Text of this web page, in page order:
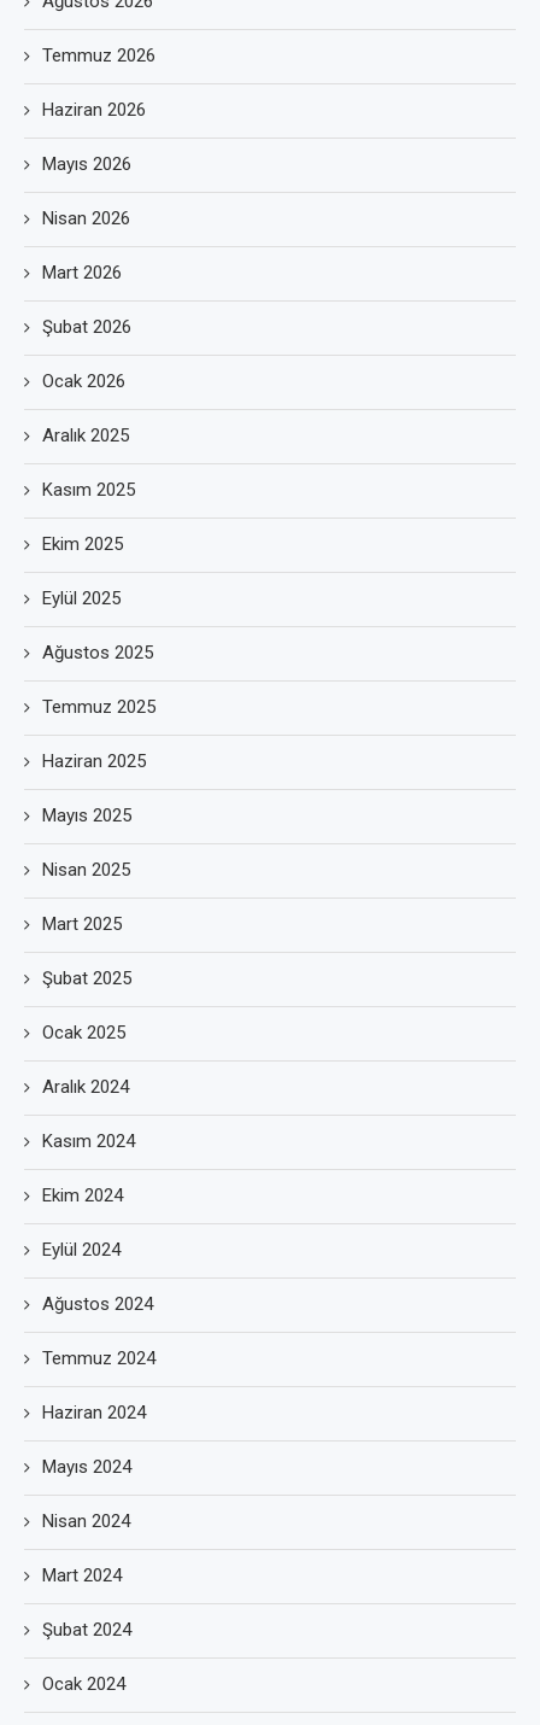
Temmuz 2026
Haziran 2026
Mayıs 2026
Nisan 2026
Mart 2026
Şubat 2026
Ocak 2026
Aralık 2025
Kasım 2025
Ekim 2025
Eylül 2025
Ağustos 2025
Temmuz 2025
Haziran 2025
Mayıs 2025
Nisan 2025
Mart 2025
Şubat 2025
Ocak 2025
Aralık 2024
Kasım 2024
Ekim 2024
Eylül 2024
Ağustos 2024
Temmuz 2024
Haziran 2024
Mayıs 2024
Nisan 2024
Mart 2024
Şubat 2024
Ocak 2024